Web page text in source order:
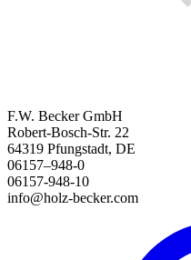
F.W. Becker GmbH
Robert-Bosch-Str. 22
64319 Pfungstadt, DE
06157–948-0
06157-948-10
info@holz-becker.com